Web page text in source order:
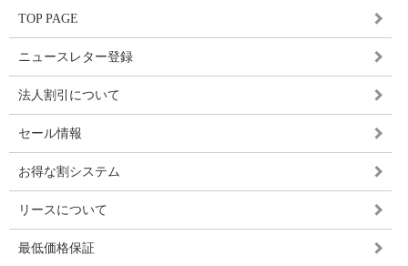
TOP PAGE
ニュースレター登録
法人割引について
セール情報
お得な割システム
リースについて
最低価格保証